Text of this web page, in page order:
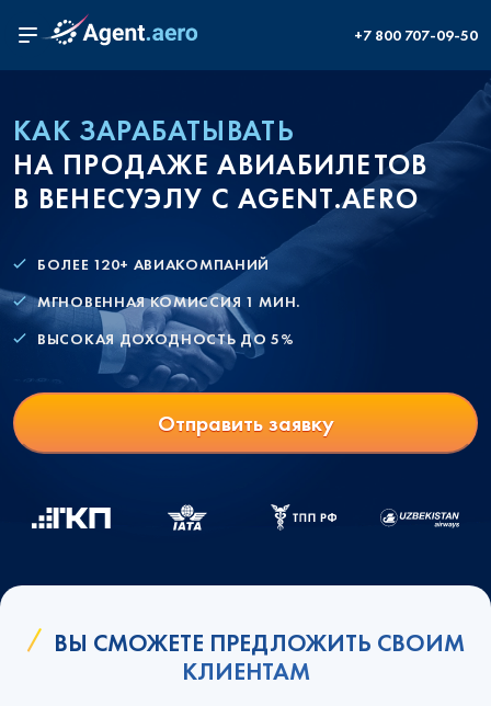
+7 800 707-09-50
КАК ЗАРАБАТЫВАТЬ
НА ПРОДАЖЕ АВИАБИЛЕТОВ
В ВЕНЕСУЭЛУ С AGENT.AERO
БОЛЕЕ 120+ АВИАКОМПАНИЙ
МГНОВЕННАЯ КОМИССИЯ 1 МИН.
ВЫСОКАЯ ДОХОДНОСТЬ ДО 5%
Отправить заявку
ВЫ СМОЖЕТЕ ПРЕДЛОЖИТЬ СВОИМ
КЛИЕНТАМ